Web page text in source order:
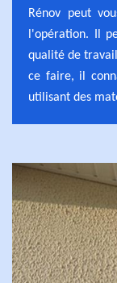
Rénov peut
l'opération. Il
qualité de
ce faire, il
utilisant des